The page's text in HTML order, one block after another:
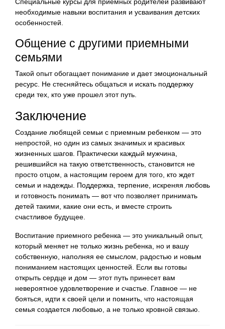
необходимые навыки воспитания и усваивания детских
особенностей.
Общение с другими приемными
семьями
Такой опыт обогащает понимание и дает эмоциональный
ресурс. Не стесняйтесь общаться и искать поддержку
среди тех, кто уже прошел этот путь.
Заключение
Создание любящей семьи с приемным ребенком — это
непростой, но один из самых значимых и красивых
жизненных шагов. Практически каждый мужчина,
решившийся на такую ответственность, становится не
просто отцом, а настоящим героем для того, кто ждет
семьи и надежды. Поддержка, терпение, искреняя любовь
и готовность понимать — вот что позволяет принимать
детей такими, какие они есть, и вместе строить
счастливое будущее.
Воспитание приемного ребенка — это уникальный опыт,
который меняет не только жизнь ребенка, но и вашу
собственную, наполняя ее смыслом, радостью и новым
пониманием настоящих ценностей. Если вы готовы
открыть сердце и дом — этот путь принесет вам
невероятное удовлетворение и счастье. Главное — не
бояться, идти к своей цели и помнить, что настоящая
семья создается любовью, а не только кровной связью.